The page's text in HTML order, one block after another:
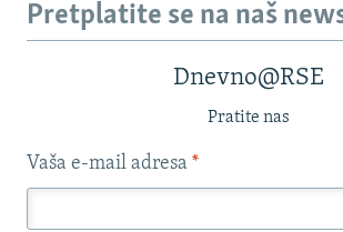
Pretplatite se na naš
Dnevno@RSE
Pratite nas
Vaša e-mail adresa *